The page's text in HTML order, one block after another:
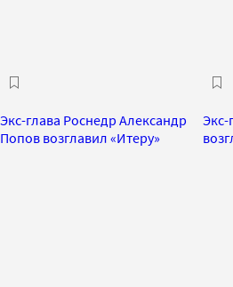
Экс-глава Роснедр Александр
Попов возглавил «Итеру»
Экс-